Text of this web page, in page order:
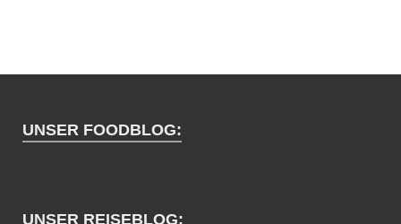
UNSER FOODBLOG:
UNSER REISEBLOG: